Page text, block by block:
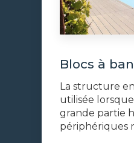
Blocs à
La structure
utilisée
grande partie
périphériques